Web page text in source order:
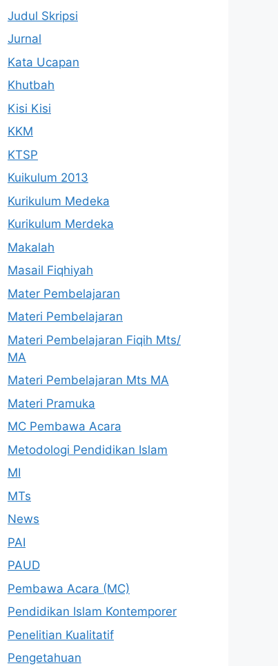
Judul Skripsi
Jurnal
Kata Ucapan
Khutbah
Kisi Kisi
KKM
KTSP
Kuikulum 2013
Kurikulum Medeka
Kurikulum Merdeka
Makalah
Masail Fiqhiyah
Mater Pembelajaran
Materi Pembelajaran
Materi Pembelajaran Fiqih Mts/
MA
Materi Pembelajaran Mts MA
Materi Pramuka
MC Pembawa Acara
Metodologi Pendidikan Islam
MI
MTs
News
PAI
PAUD
Pembawa Acara (MC)
Pendidikan Islam Kontemporer
Penelitian Kualitatif
Pengetahuan